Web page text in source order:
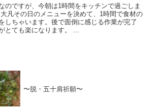
のですが、今朝は1時間をキッチンで過ごしま
凡その日のメニューを決めて、1時間で食材の
しちゃいます。後で面倒に感じる作業が完了
とても楽になります。 ...
〜脱・五十肩祈願〜